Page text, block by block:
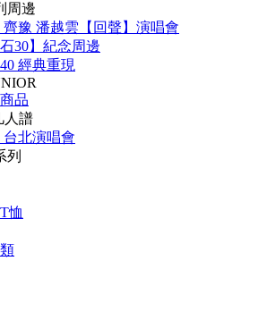
周邊
齊豫 潘越雲【回聲】演唱會
石30】紀念周邊
經典重現
品
人譜
台北演唱會
列
恤